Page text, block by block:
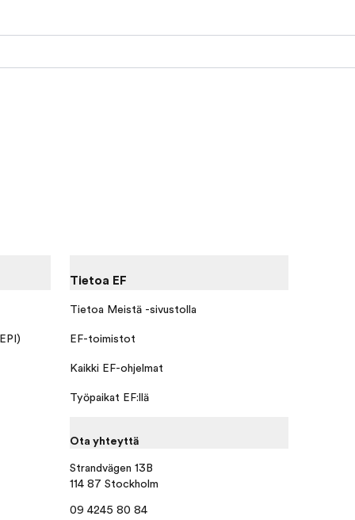
Tietoa EF
Tietoa Meistä -sivustolla
EF-toimistot
Kaikki EF-ohjelmat
Työpaikat EF:llä
Ota yhteyttä
Strandvägen 13B
114 87 Stockholm
09 4245 80 84